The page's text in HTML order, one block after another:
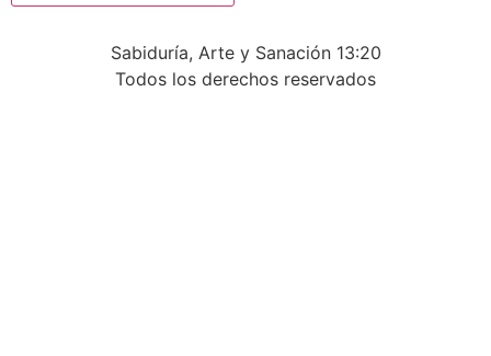
Sabiduría, Arte y Sanación 13:20
Todos los derechos reservados